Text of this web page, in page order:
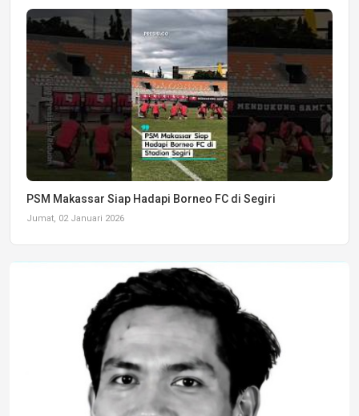
PSM Makassar Siap Hadapi Borneo FC di Segiri
Jumat, 02 Januari 2026